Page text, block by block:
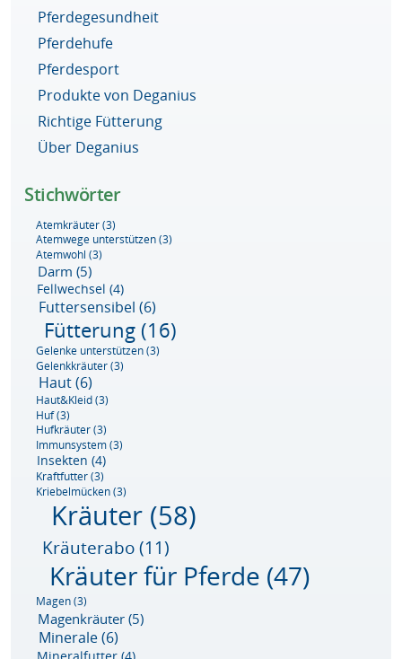
Pferdegesundheit
Pferdehufe
Pferdesport
Produkte von Deganius
Richtige Fütterung
Über Deganius
Stichwörter
Atemkräuter(3)
Atemwege unterstützen(3)
Atemwohl (3)
Darm (5)
Fellwechsel (4)
Futtersensibel (6)
Fütterung(16)
Gelenke unterstützen(3)
Gelenkkräuter(3)
Haut(6)
Haut&Kleid(3)
Huf(3)
Hufkräuter(3)
Immunsystem(3)
Insekten (4)
Kraftfutter(3)
Kriebelmücken(3)
Kräuter(58)
Kräuterabo(11)
Kräuter für Pferde (47)
Magen(3)
Magenkräuter (5)
Minerale(6)